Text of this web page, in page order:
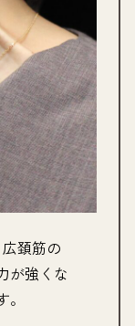
頚筋の
が強くな